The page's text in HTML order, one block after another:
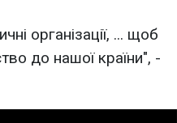
організації, ... щоб
до нашої країни", -